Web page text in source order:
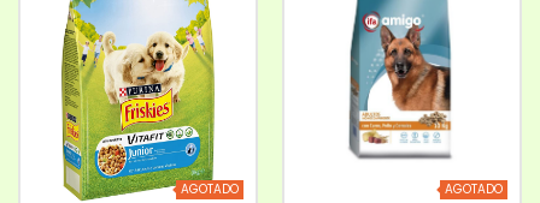
AGOTADO AGOTADO